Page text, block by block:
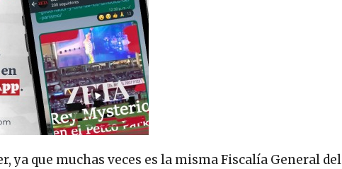
ya que muchas veces es la misma Fiscalía General del